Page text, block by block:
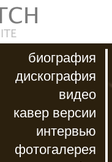
биография
дискография
видео
кавер версии
интервью
фотогалерея